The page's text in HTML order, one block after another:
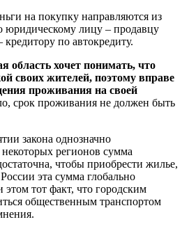
на покупку направляются из
юридическому лицу – продавцу
по автокредиту.
область хочет понимать, что
своих жителей, поэтому вправе
проживания на своей
срок проживания не должен быть
закона однозначно
регионов сумма
чтобы приобрести жилье,
эта сумма глобально
тот факт, что городским
общественным транспортом